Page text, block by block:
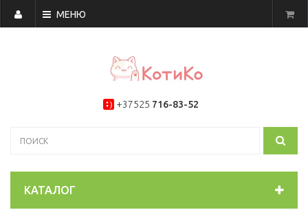
МЕНЮ
+37525 716-83-52
КАТАЛОГ